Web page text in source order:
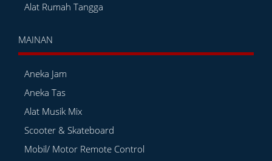
Alat Rumah Tangga
MAINAN
Aneka Jam
Aneka Tas
Alat Musik Mix
Scooter & Skateboard
Mobil/ Motor Remote Control